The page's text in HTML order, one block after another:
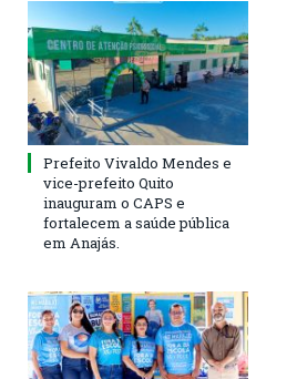
Prefeito Vivaldo Mendes e
vice-prefeito Quito
inauguram o CAPS e
fortalecem a saúde pública
em Anajás.